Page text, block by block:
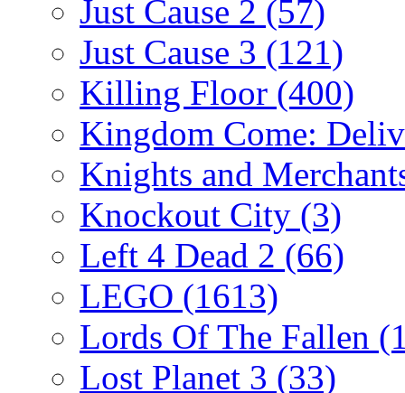
Just Cause 2 (57)
Just Cause 3 (121)
Killing Floor (400)
Kingdom Come:
Knights and
Knockout City (3)
Left 4 Dead 2 (66)
LEGO (1613)
Lords Of The Fallen
Lost Planet 3 (33)